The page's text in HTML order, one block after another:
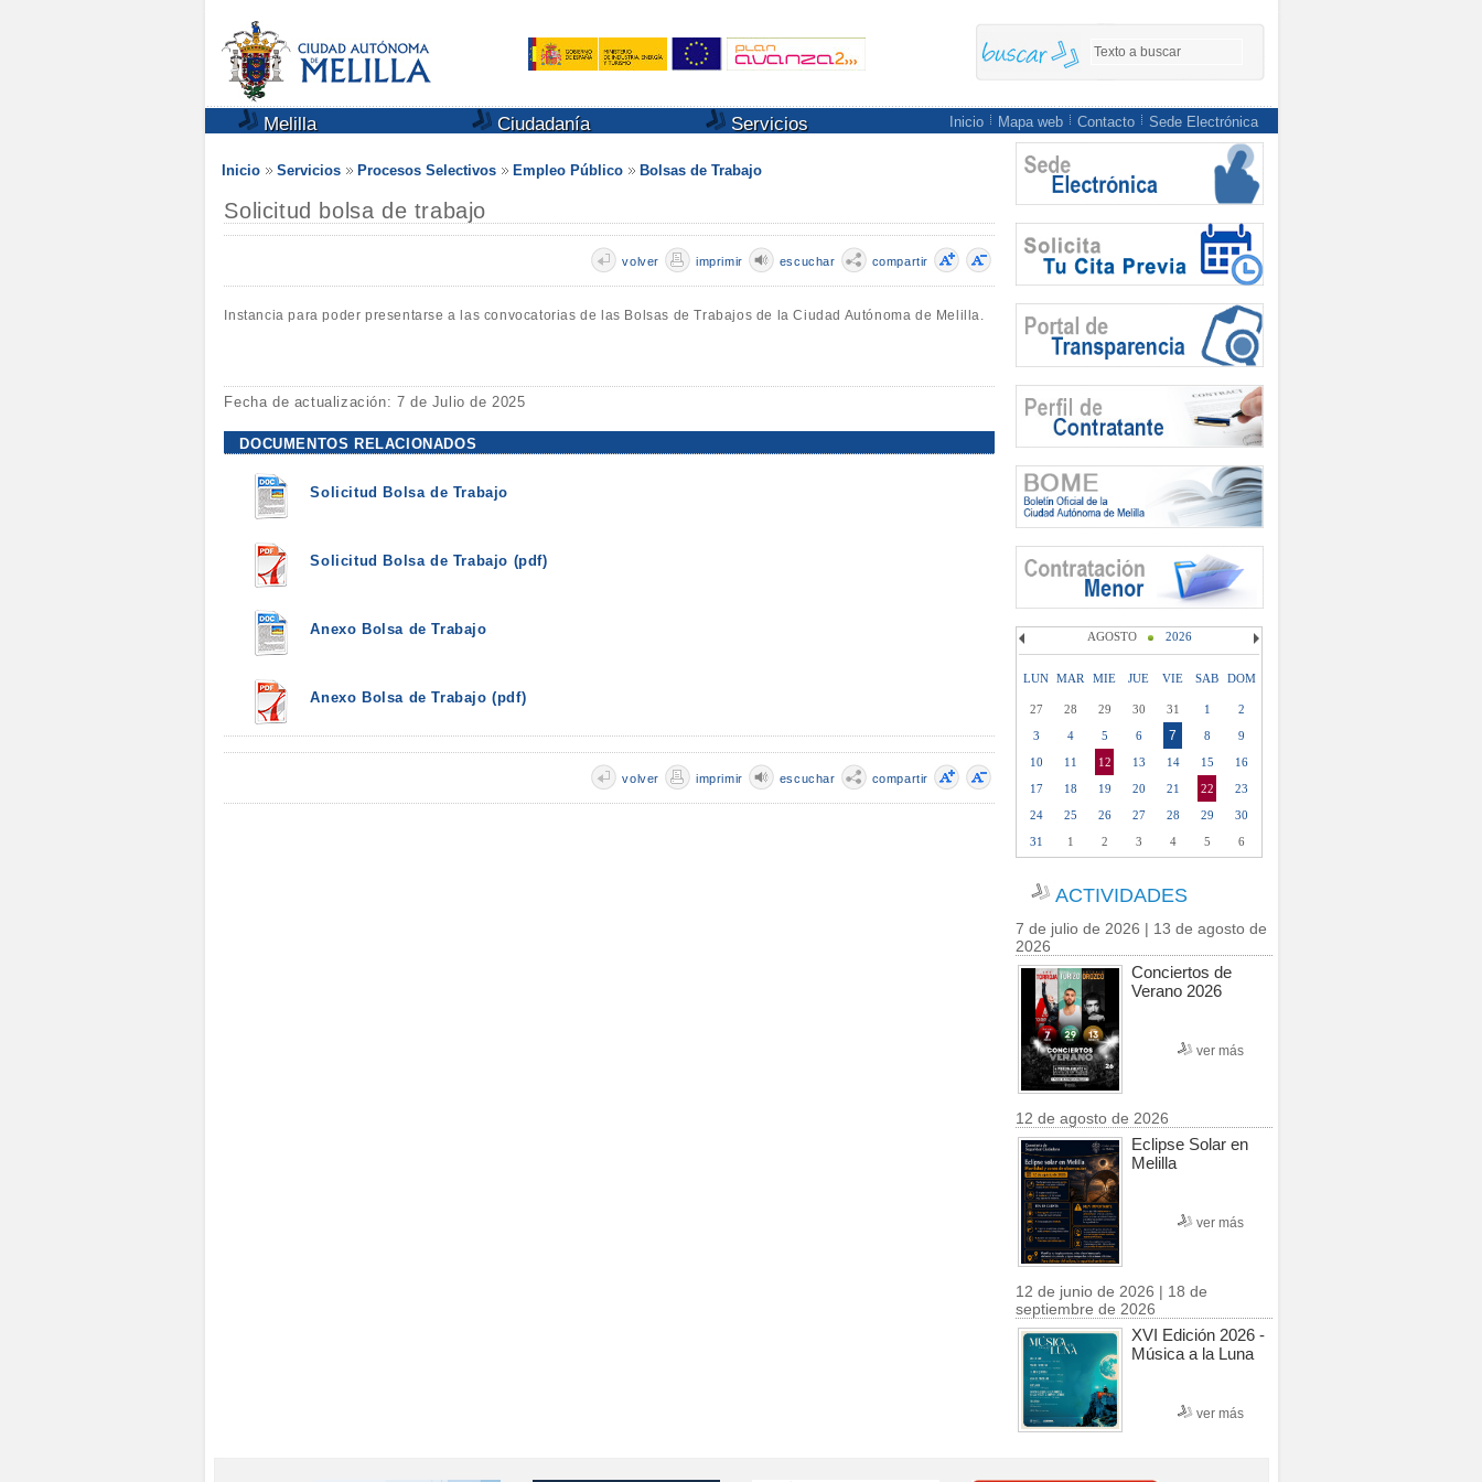
Melilla Ciudadanía Servicios Inicio Mapa web Contacto Sede Electrónica
Inicio Servicios Procesos Selectivos Empleo Público Bolsas de Trabajo
Solicitud bolsa de trabajo
compartir
escuchar
imprimir
volver
Instancia para poder presentarse a las convocatorias de las Bolsas de Trabajos de la Ciudad Autónoma de Melilla.
Fecha de actualización: 7 de Julio de 2025
DOCUMENTOS RELACIONADOS
Solicitud Bolsa de Trabajo
Solicitud Bolsa de Trabajo (pdf)
Anexo Bolsa de Trabajo
Anexo Bolsa de Trabajo (pdf)
compartir
escuchar
imprimir
volver
AGOSTO 2026
LUN MAR MIE JUE VIE SAB DOM
27 28 29 30 31 1
2
3
4 5 6 7 8
9
10
11 12 13 14 15
16
17
18 19 20 21 22
23
24
25 26 27 28 29
30
31
1 2 3 4 5 6
ACTIVIDADES
7 de julio de 2026 | 13 de agosto de
2026
Conciertos de
Verano 2026
ver más
12 de agosto de 2026
Eclipse Solar en
Melilla
ver más
12 de junio de 2026 | 18 de
septiembre de 2026
XVI Edición 2026 -
Música a la Luna
ver más